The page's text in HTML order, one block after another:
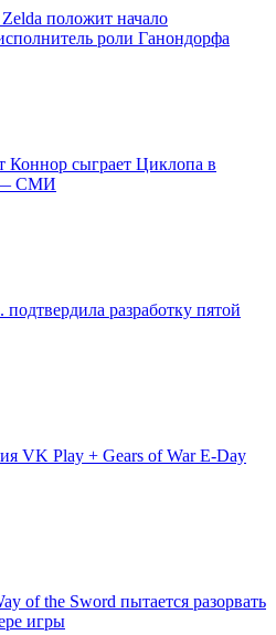
положит начало
роли Ганондорфа
сыграет Циклопа в
— СМИ
разработку пятой
VK Play + Gears of War E-Day
of the Sword пытается разорвать
игры